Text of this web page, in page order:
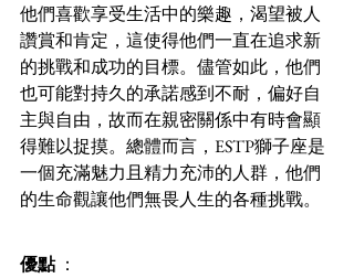
他們喜歡享受生活中的樂趣，渴望被人
讚賞和肯定，這使得他們一直在追求新
的挑戰和成功的目標。儘管如此，他們
也可能對持久的承諾感到不耐，偏好自
主與自由，故而在親密關係中有時會顯
得難以捉摸。總體而言，ESTP獅子座是
一個充滿魅力且精力充沛的人群，他們
的生命觀讓他們無畏人生的各種挑戰。
優點 ：